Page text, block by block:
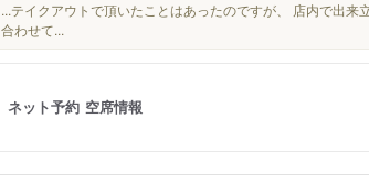
...テイクアウトで頂いたことはあったのですが、 店内で出
合わせて...
ネット予約 空席情報